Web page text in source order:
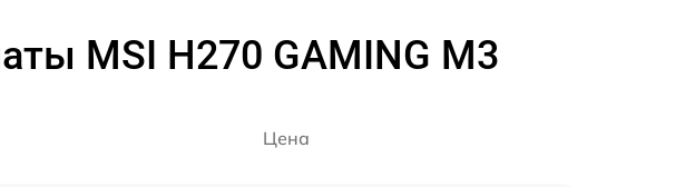
MSI H270 GAMING M3
Цена